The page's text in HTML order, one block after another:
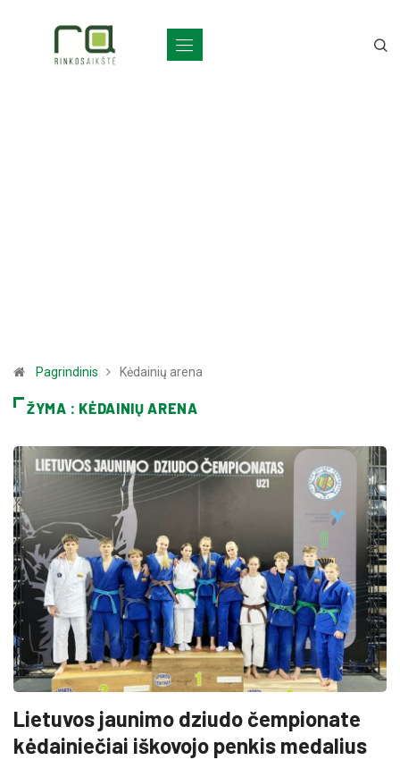
Pagrindinis Kėdainių arena
ŽYMA : KĖDAINIŲ ARENA
Lietuvos jaunimo dziudo čempionate
kėdainiečiai iškovojo penkis medalius